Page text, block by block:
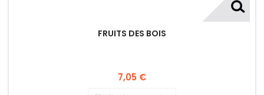
FRUITS DES BOIS
7,05 €